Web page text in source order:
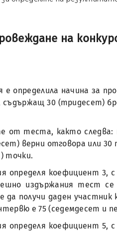
на
определила начина за
30 (тридесет)
теста, както следва:
верни отговора или
точки.
определя коефициент
издържания тест се
получи даден
е 75 (седемдесет и
определя коефициент